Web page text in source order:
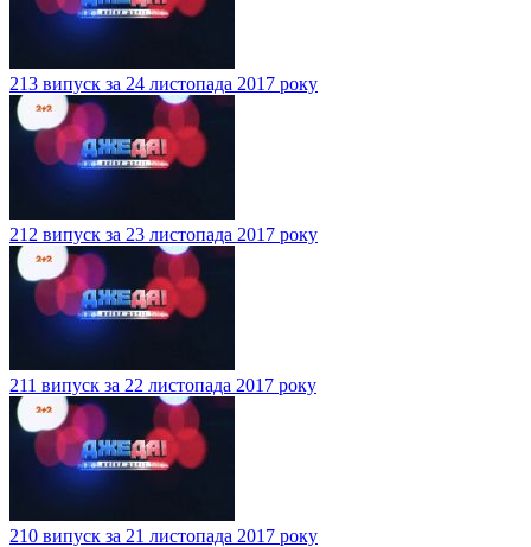
213 випуск за 24 листопада 2017 року
212 випуск за 23 листопада 2017 року
211 випуск за 22 листопада 2017 року
210 випуск за 21 листопада 2017 року